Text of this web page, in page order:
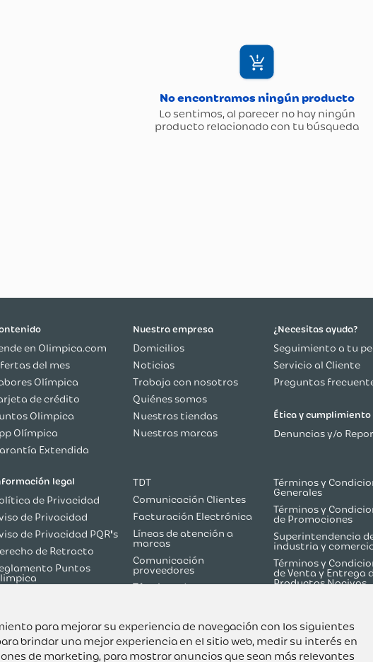
para mejorar su experiencia de navegación con los siguientes
brindar una mejor experiencia en el sitio web, medir su interés en
de marketing, para mostrar anuncios que sean más relevantes
en Olimpica.com
del mes
Olímpica
de crédito
Olimpica
Olímpica
Extendida
Nuestra empresa
Domicilios
Noticias
Trabaja con nosotros
Quiénes somos
Nuestras tiendas
Nuestras marcas
¿Necesitas ayuda?
Seguimiento a tu
Servicio al Cliente
Preguntas
Ética y cumplimiento
Denuncias y/o
legal
de Privacidad
de Privacidad
de Privacidad PQR's
de Retracto
Puntos
sobre TDT
TDT
Comunicación Clientes
Facturación Electrónica
Líneas de atención a
marcas
Comunicación
proveedores
Términos de
Flash Olímpica
Términos y
Generales
Términos y
de Promociones
Superintendencia
industria y
Términos y
de Venta y Entrega
Productos Nocivos